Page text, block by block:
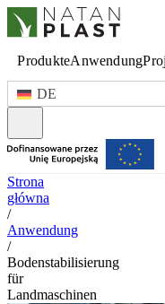
ProdukteAnwendung
DE
Strona
główna
/
Anwendung
/
Bodenstabilisierung
für
Landmaschinen